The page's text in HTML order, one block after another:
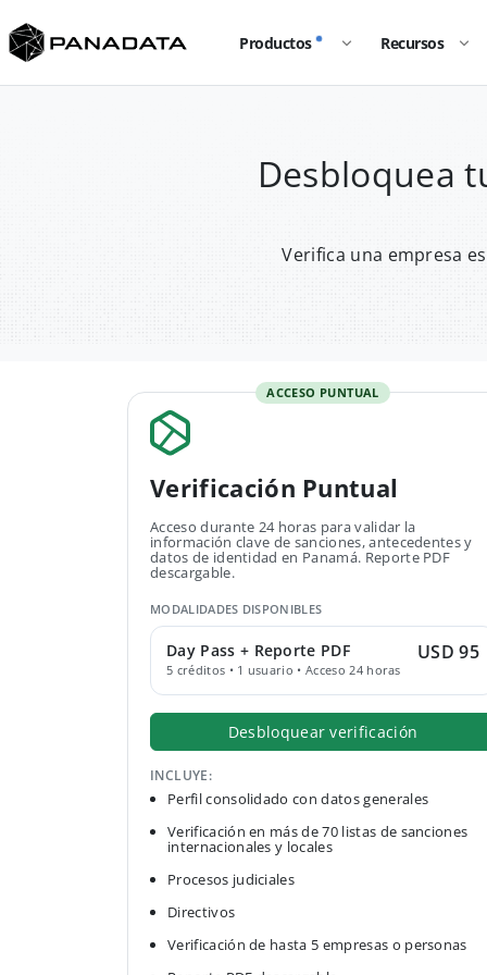
Productos Recursos
Desbloquea
Verifica una empresa
ACCESO PUNTUAL
Verificación Puntual
Acceso durante 24 horas para validar la
información clave de sanciones, antecedentes y
datos de identidad en Panamá. Reporte PDF
descargable.
MODALIDADES DISPONIBLES
Day Pass + Reporte PDF
5 créditos • 1 usuario • Acceso 24 horas
USD 95
Desbloquear verificación
INCLUYE:
Perfil consolidado con datos generales
Verificación en más de 70 listas de sanciones
internacionales y locales
Procesos judiciales
Directivos
Verificación de hasta 5 empresas o personas